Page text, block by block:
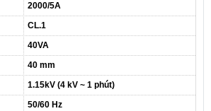
2000/5A
CL.1
40VA
40 mm
1.15kV (4 kV ~ 1 phút)
50/60 Hz